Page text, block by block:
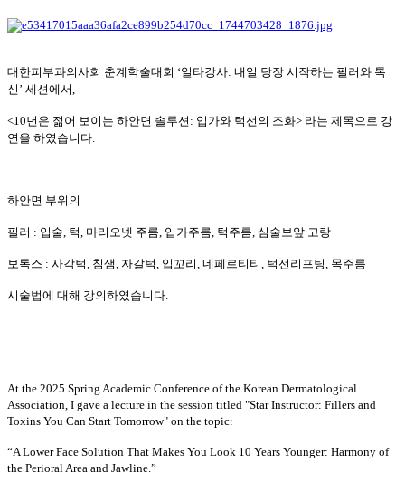
대한피부과의사회 춘계학술대회 ‘일타강사: 내일 당장 시작하는 필러와 톡
신’ 세션에서,
<10년은 젊어 보이는 하안면 솔루션: 입가와 턱선의 조화> 라는 제목으로 강
연을 하였습니다.
하안면 부위의
필러 : 입술, 턱, 마리오넷 주름, 입가주름, 턱주름, 심술보앞 고랑
보톡스 : 사각턱, 침샘, 자갈턱, 입꼬리, 네페르티티, 턱선리프팅, 목주름
시술법에 대해 강의하였습니다.
At the 2025 Spring Academic Conference of the Korean Dermatological
Association, I gave a lecture in the session titled "Star Instructor: Fillers and
Toxins You Can Start Tomorrow" on the topic:
“A Lower Face Solution That Makes You Look 10 Years Younger: Harmony of
the Perioral Area and Jawline.”